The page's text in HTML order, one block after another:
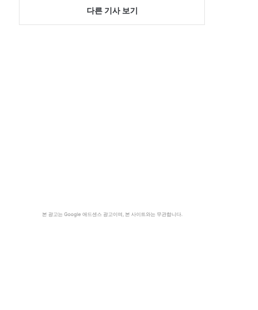
다른 기사 보기
본 광고는 Google 애드센스 광고이며, 본 사이트와는 무관합니다.